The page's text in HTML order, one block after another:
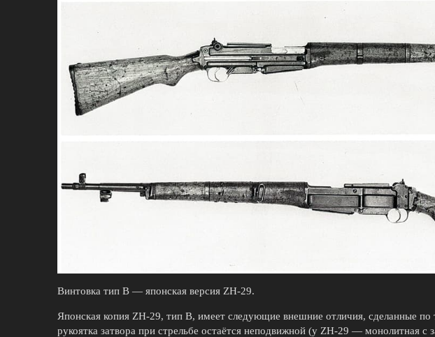
Винтовка тип В — японская версия ZH-29.
Японская копия ZH-29, тип В, имеет следующие внешние отличия, сделанные по
рукоятка затвора при стрельбе остаётся неподвижной (у ZH-29 — монолитная с